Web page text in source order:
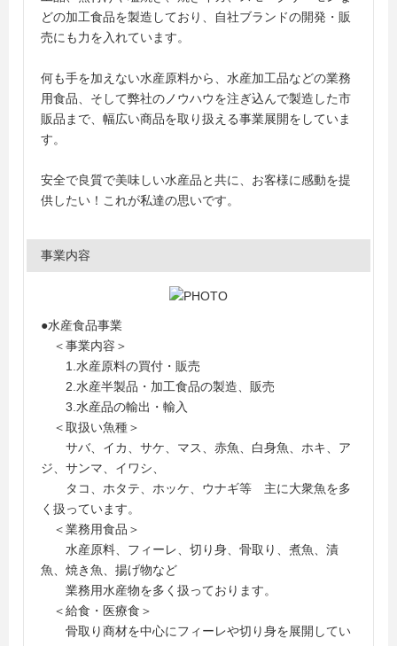
どの加工食品を製造しており、自社ブランドの開発・販
売にも力を入れています。
何も手を加えない水産原料から、水産加工品などの業務
用食品、そして弊社のノウハウを注ぎ込んで製造した市
販品まで、幅広い商品を取り扱える事業展開をしていま
す。
安全で良質で美味しい水産品と共に、お客様に感動を提
供したい！これが私達の思いです。
事業内容
●水産食品事業
＜事業内容＞
1.水産原料の買付・販売
2.水産半製品・加工食品の製造、販売
3.水産品の輸出・輸入
＜取扱い魚種＞
サバ、イカ、サケ、マス、赤魚、白身魚、ホキ、ア
ジ、サンマ、イワシ、
タコ、ホタテ、ホッケ、ウナギ等 主に大衆魚を多
く扱っています。
＜業務用食品＞
水産原料、フィーレ、切り身、骨取り、煮魚、漬
魚、焼き魚、揚げ物など
業務用水産物を多く扱っております。
＜給食・医療食＞
骨取り商材を中心にフィーレや切り身を展開してい